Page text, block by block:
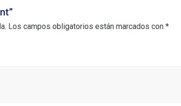
Los campos obligatorios están marcados con *